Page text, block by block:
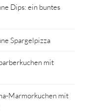
Dips: ein buntes
Spargelpizza
mit
Marmorkuchen mit